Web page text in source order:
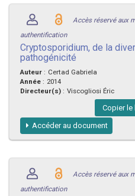
Accès réservé aux
authentification
Cryptosporidium, de la
pathogénicité
Auteur : Certad Gabriela
Année : 2014
Directeur(s) : Viscogliosi Éric
Copier le
Accéder au document
Accès réservé aux
authentification